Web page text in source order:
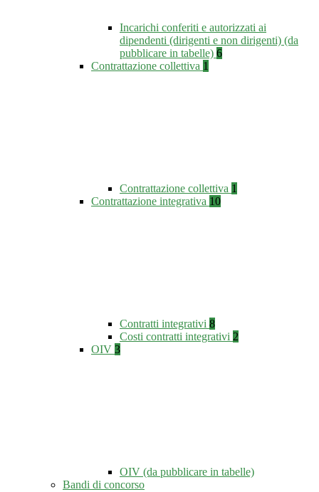
Incarichi conferiti e autorizzati ai
dipendenti (dirigenti e non dirigenti) (da
pubblicare in tabelle) 6
Contrattazione collettiva 1
Contrattazione collettiva 1
Contrattazione integrativa 10
Contratti integrativi 8
Costi contratti integrativi 2
OIV 3
OIV (da pubblicare in tabelle)
Bandi di concorso